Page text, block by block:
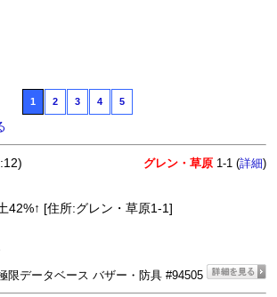
1 2 3 4 5
グレン・草原 1-1 (詳細)
42%↑ [住所:グレン・草原1-1]
限データベース バザー・防具 #94505